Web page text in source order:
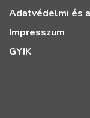
Adatvédelmi és
Impresszum
GYIK